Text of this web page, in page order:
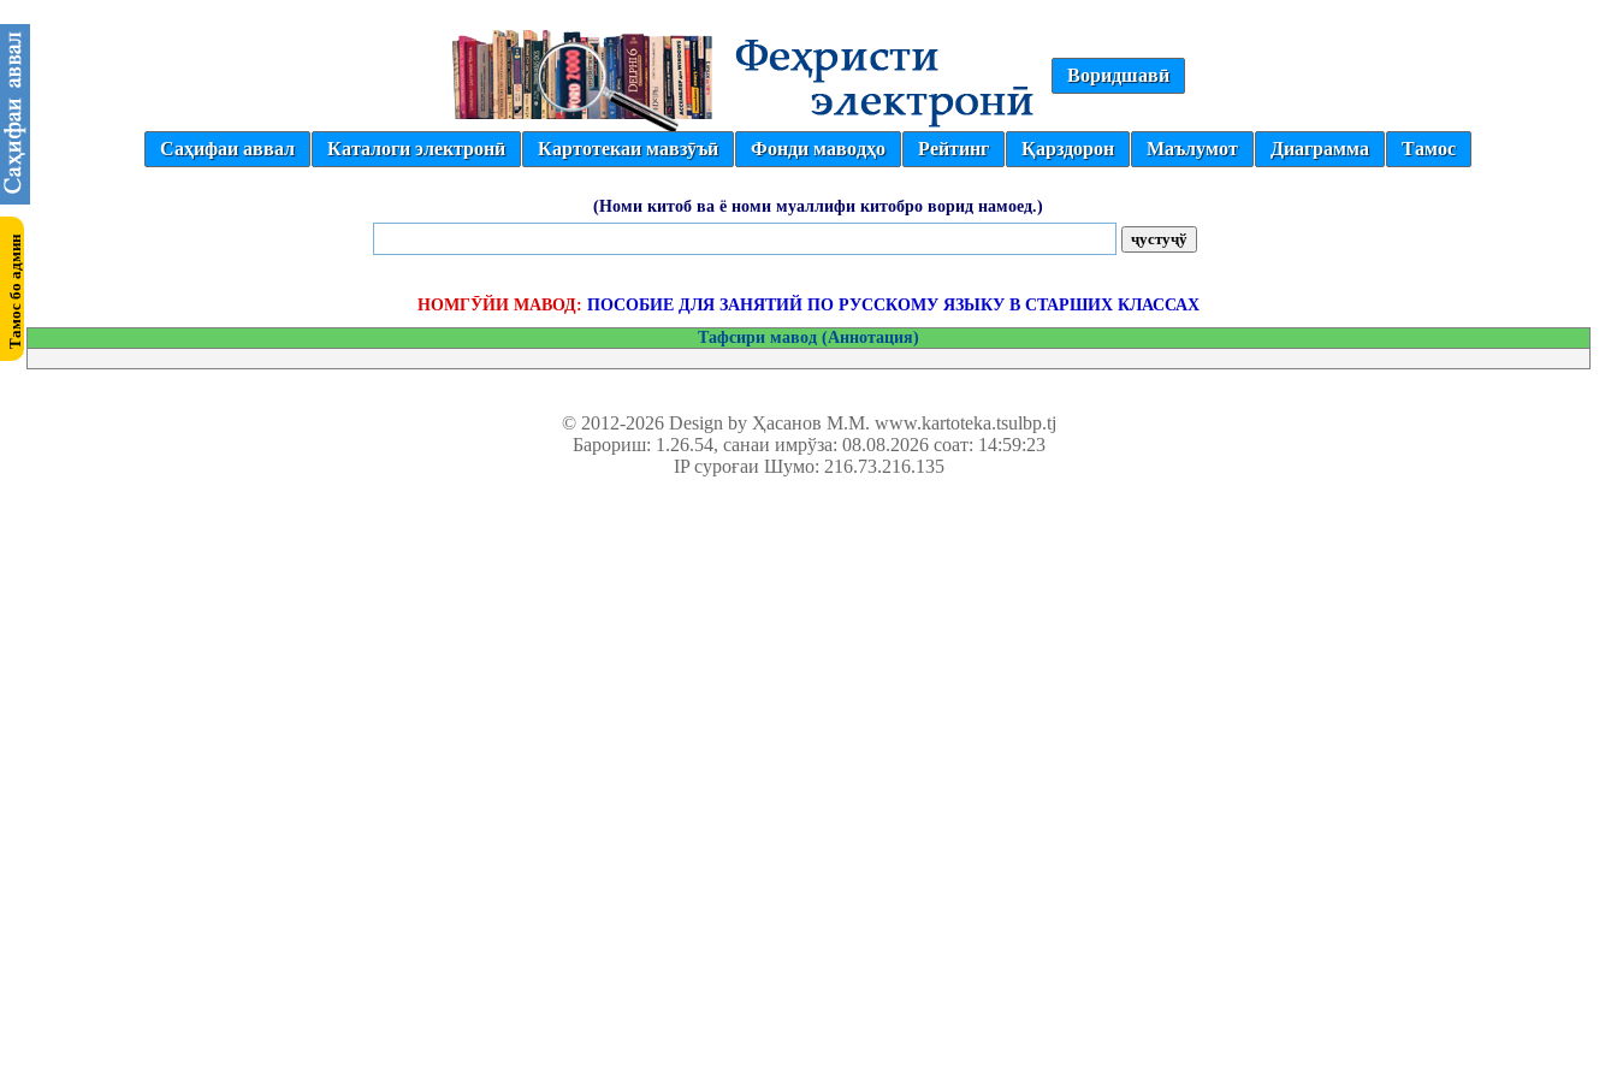
Воридшавӣ
Саҳифаи аввал Каталоги электронӣ Картотекаи мавзӯъӣ Фонди маводҳо Рейтинг Қарздорон Маълумот Диаграмма Тамос
(Номи китоб ва ё номи муаллифи китобро ворид намоед.)
НОМГӮЙИ МАВОД: ПОСОБИЕ ДЛЯ ЗАНЯТИЙ ПО РУССКОМУ ЯЗЫКУ В СТАРШИХ КЛАССАХ
Тафсири мавод (Аннотация)
© 2012-2026 Design by Ҳасанов М.М. www.kartoteka.tsulbp.tj
Барориш: 1.26.54, санаи имрўза: 08.08.2026 соат: 14:59:23
IP суроғаи Шумо: 216.73.216.135